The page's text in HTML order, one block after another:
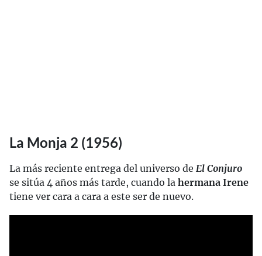
La Monja 2 (1956)
La más reciente entrega del universo de El Conjuro
se sitúa 4 años más tarde, cuando la hermana Irene
tiene ver cara a cara a este ser de nuevo.